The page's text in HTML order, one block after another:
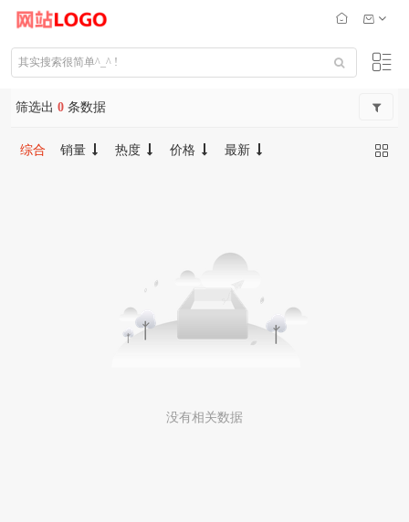
筛选出 0 条数据
综合 销量 热度 价格 最新
没有相关数据